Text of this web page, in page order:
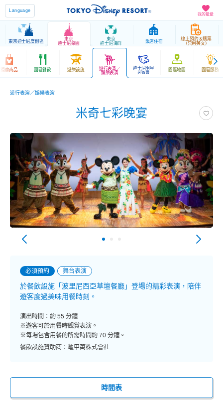
我的最愛
Language
東京迪士尼度假區
東京
迪士尼樂園
東京
迪士尼海洋
飯店住宿
線上預約＆購票
（只用英文）
獨家商品 園區餐飲 遊樂設施 遊行表演／
娛樂表演
迪士尼明星
迎賓會 園區地圖 園區服務
遊行表演／娛樂表演
米奇七彩晚宴
必須預約 舞台表演
於餐飲設施「波里尼西亞草壇餐廳」登場的精彩表演，陪伴
遊客度過美味用餐時刻。
演出時間：約 55 分鐘
※遊客可於用餐時觀賞表演。
※每場包含用餐的所需時間約 70 分鐘。
餐飲設施贊助商：龜甲萬株式會社
時間表